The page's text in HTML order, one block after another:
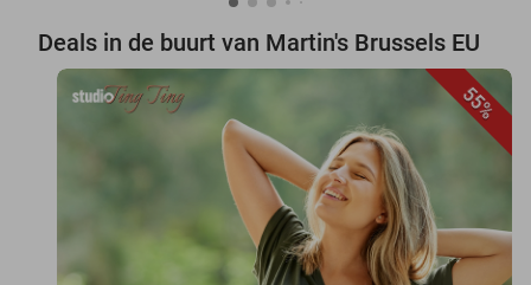
Deals in de buurt van Martin's Brussels EU
55%